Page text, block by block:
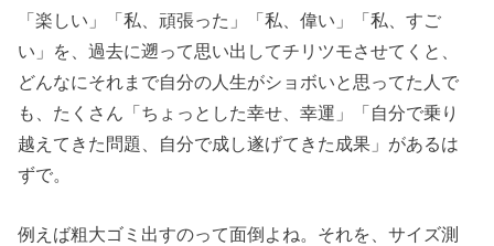
「楽しい」「私、頑張った」「私、偉い」「私、すご
い」を、過去に遡って思い出してチリツモさせてくと、
どんなにそれまで自分の人生がショボいと思ってた人で
も、たくさん「ちょっとした幸せ、幸運」「自分で乗り
越えてきた問題、自分で成し遂げてきた成果」があるは
ずで。
例えば粗大ゴミ出すのって面倒よね。それを、サイズ測